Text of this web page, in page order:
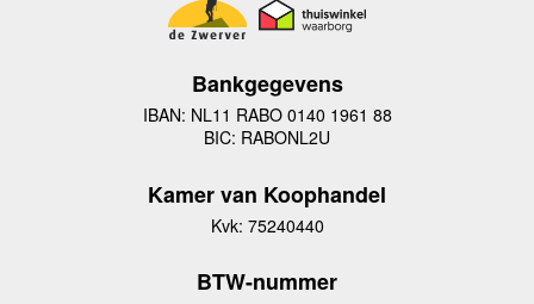
Bankgegevens
IBAN: NL11 RABO 0140 1961 88
BIC: RABONL2U
Kamer van Koophandel
Kvk: 75240440
BTW-nummer